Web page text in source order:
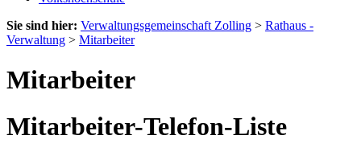
Sie sind hier: Verwaltungsgemeinschaft Zolling > Rathaus -
Verwaltung > Mitarbeiter
Mitarbeiter
Mitarbeiter-Telefon-Liste